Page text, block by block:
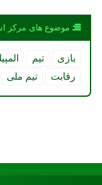
موضوع های مركز
بازی تیم
رقابت
تیم ملی